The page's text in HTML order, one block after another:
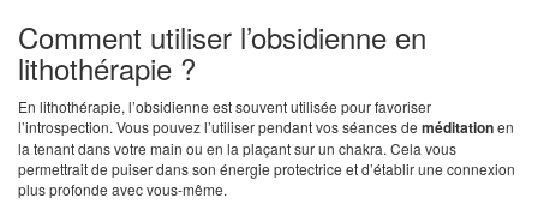
Comment utiliser l’obsidienne en
lithothérapie ?
En lithothérapie, l’obsidienne est souvent utilisée pour favoriser
l’introspection. Vous pouvez l’utiliser pendant vos séances de méditationen
la tenant dans votre main ou en la plaçant sur un chakra. Cela vous
permettrait de puiser dans son énergie protectrice et d’établir une connexion
plus profonde avec vous-même.